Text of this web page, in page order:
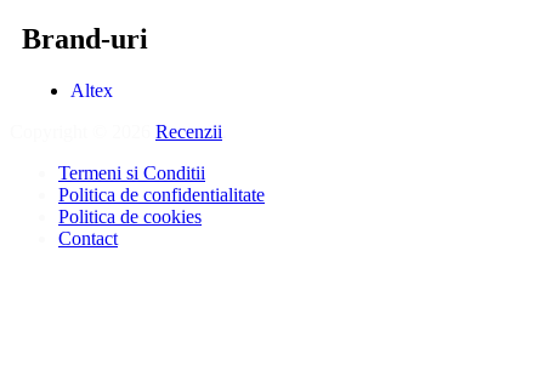
Brand-uri
Altex
Recenzii
Termeni si Conditii
Politica de confidentialitate
Politica de cookies
Contact